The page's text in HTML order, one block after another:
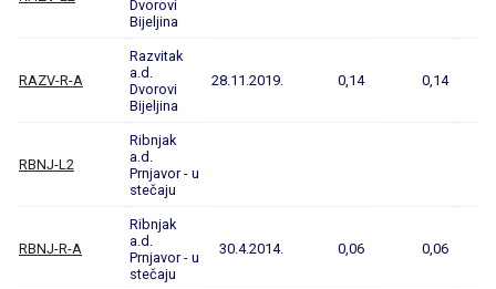
Dvorovi
Bijeljina
RAZV-R-A
Razvitak
a.d.
Dvorovi
Bijeljina
28.11.2019. 0,14 0,14
RBNJ-L2
Ribnjak
a.d.
Prnjavor - u
stečaju
RBNJ-R-A
Ribnjak
a.d.
Prnjavor - u
stečaju
30.4.2014. 0,06 0,06